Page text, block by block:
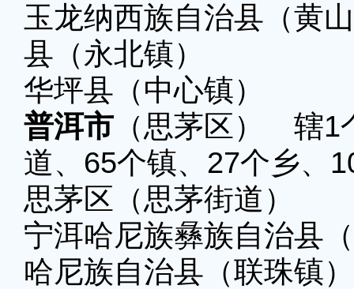
玉龙纳西族自治
县（永北镇）
华坪县（中心镇） 宁
普洱市 （思茅区） 辖1
道、65个镇、27个乡、
思茅区（思茅街道）
宁洱哈尼族彝族
哈尼族自治县（联珠镇）